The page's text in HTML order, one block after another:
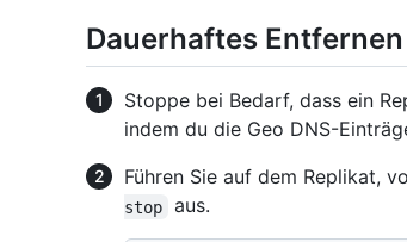
Dauerhaftes
Stoppe bei Bedarf, dass ein
indem du die Geo DNS-
Führen Sie auf dem Replikat,
stop
aus.